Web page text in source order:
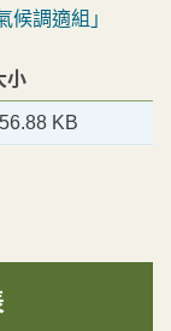
調適組」
小
KB